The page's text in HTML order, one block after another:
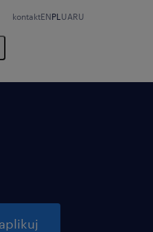
kontaktENPL UARU
aplikuj